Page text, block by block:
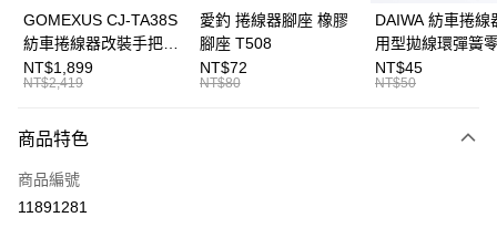
台中商業銀行
匯豐（台灣）商業銀行
華泰商業銀行
聯邦商業銀行
元大商業銀行
台灣樂天信用卡公司
悠遊付
大哥付你分期
【大哥付你分期使用說明】
2.付款方式選擇「大哥付你分期」，訂單成立後會自動跳轉到大哥付的交易
流程，驗證手機門號後，選擇欲分期的期數、繳款截止日，確認付款後即完
相關說明
【關於「AFTEE先享後付」】
GOMEXUS CJ-TA38S
紡車捲線器改裝手把
SHIMANO改裝品 紡車
改裝手把 I052
NT$1,899
NT$2,419
愛釣 捲線器腳座 橡膠
腳座 T508
NT$72
NT$80
DAIWA 紡車捲線
用型拋線環彈簧
線規 耳朵彈簧 紡
零件 T927
NT$45
NT$50
商品特色
商品編號
11891281